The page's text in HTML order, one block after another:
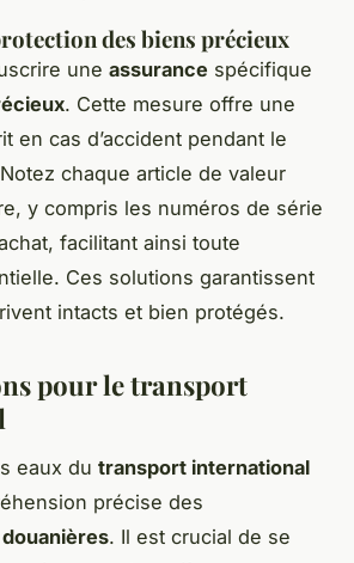
des biens précieux
une assurance spécifique
. Cette mesure offre une
en cas d’accident pendant le
chaque article de valeur
y compris les numéros de série
facilitant ainsi toute
Ces solutions garantissent
intacts et bien protégés.
pour le transport
eaux du transport international
précise des
. Il est crucial de se